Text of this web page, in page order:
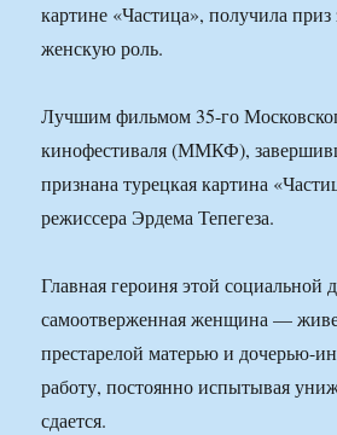
картине «Частица», получила
женскую роль.
Лучшим фильмом 35-го
кинофестиваля (ММКФ),
признана турецкая картина
режиссера Эрдема Тепегеза.
Главная героиня этой
самоотверженная женщина —
престарелой матерью и дочерью-
работу, постоянно испытывая
сдается.